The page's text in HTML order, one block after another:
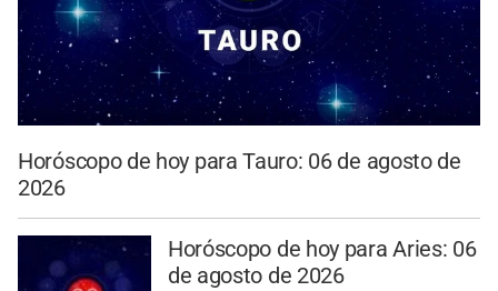
Horóscopo de hoy para Tauro: 06 de agosto de
2026
Horóscopo de hoy para Aries: 06
de agosto de 2026